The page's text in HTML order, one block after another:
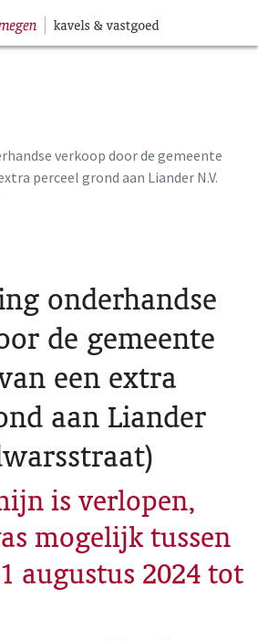
verkoop door de gemeente
perceel grond aan Liander N.V.
onderhandse
de gemeente
een extra
aan Liander
is verlopen,
mogelijk tussen
augustus 2024 tot